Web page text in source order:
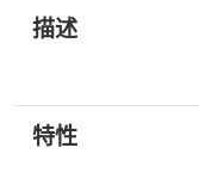
描述
特性